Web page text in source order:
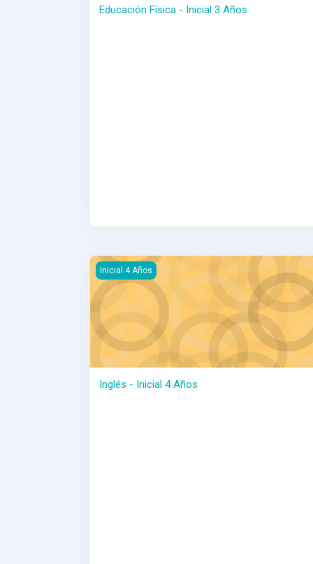
Educación Física - Inicial 3 Años
Inglés - Inicial 4 Años
Inicial 4 Años
Inglés - Inicial 4 Años